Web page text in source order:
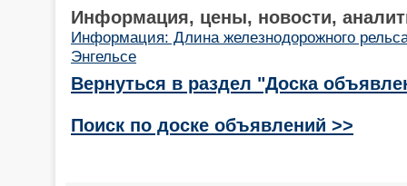
Информация, цены, новости,
Информация: Длина железнодорожного
Энгельсе
Вернуться в раздел "Доска
Поиск по доске объявлений >>